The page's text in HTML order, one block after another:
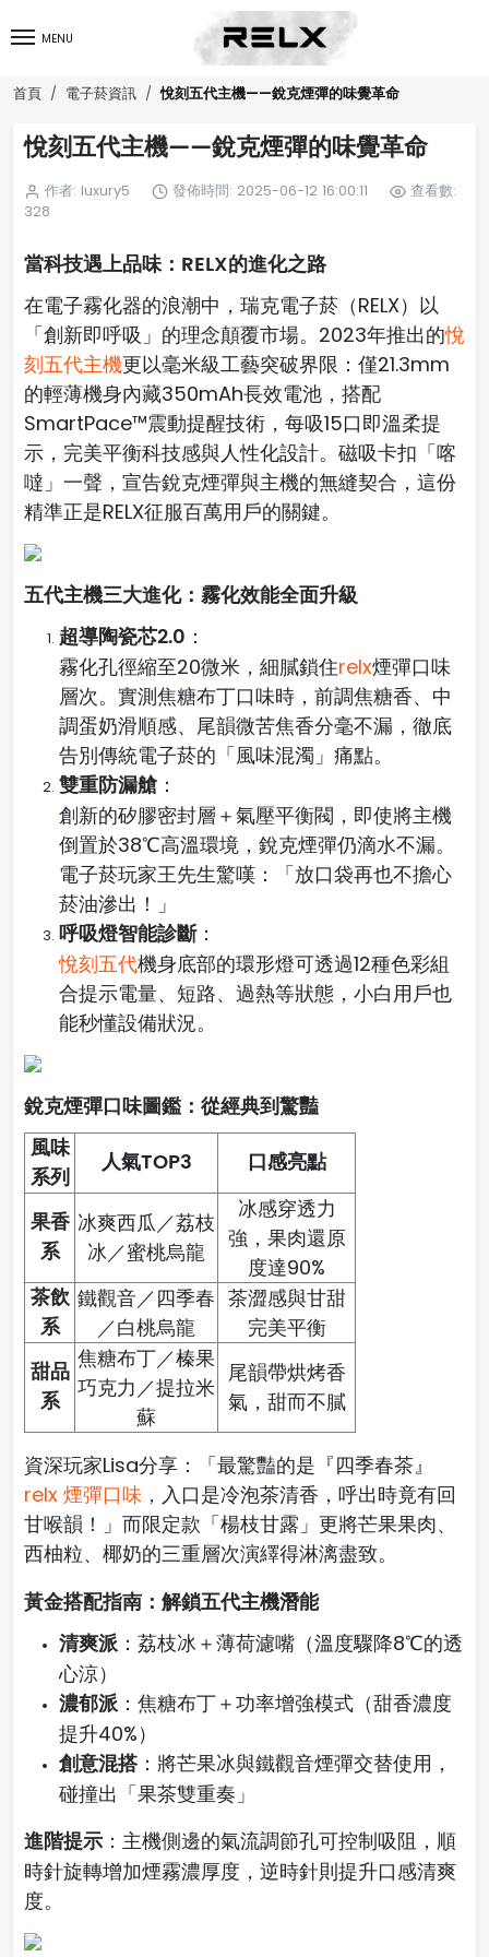
MENU
首頁 電子菸資訊 悅刻五代主機——銳克煙彈的味覺革命
悅刻五代主機——銳克煙彈的味覺革命
作者: luxury5 發佈時間: 2025-06-12 16:00:11
查看數:
328
當科技遇上品味：RELX的進化之路
在電子霧化器的浪潮中，瑞克電子菸（RELX）以
「創新即呼吸」的理念顛覆市場。2023年推出的悅
刻五代主機更以毫米級工藝突破界限：僅21.3mm
的輕薄機身內藏350mAh長效電池，搭配
SmartPace™震動提醒技術，每吸15口即溫柔提
示，完美平衡科技感與人性化設計。磁吸卡扣「喀
噠」一聲，宣告銳克煙彈與主機的無縫契合，這份
精準正是RELX征服百萬用戶的關鍵。
五代主機三大進化：霧化效能全面升級
超導陶瓷芯2.0 ：
霧化孔徑縮至20微米，細膩鎖住relx煙彈口味
層次。實測焦糖布丁口味時，前調焦糖香、中
調蛋奶滑順感、尾韻微苦焦香分毫不漏，徹底
告別傳統電子菸的「風味混濁」痛點。
雙重防漏艙：
創新的矽膠密封層＋氣壓平衡閥，即使將主機
倒置於38℃高溫環境，銳克煙彈仍滴水不漏。
電子菸玩家王先生驚嘆：「放口袋再也不擔心
菸油滲出！」
呼吸燈智能診斷：
悅刻五代機身底部的環形燈可透過12種色彩組
合提示電量、短路、過熱等狀態，小白用戶也
能秒懂設備狀況。
銳克煙彈口味圖鑑：從經典到驚豔
風味
系列
人氣TOP3
口感亮點
果香
系
冰爽西瓜／荔枝
冰／蜜桃烏龍
冰感穿透力
強，果肉還原
度達90%
茶飲
系
鐵觀音／四季春
／白桃烏龍
茶澀感與甘甜
完美平衡
甜品
系
焦糖布丁／榛果
巧克力／提拉米
蘇
尾韻帶烘烤香
氣，甜而不膩
資深玩家Lisa分享：「最驚豔的是『四季春茶』
relx 煙彈口味 ，入口是冷泡茶清香，呼出時竟有回
甘喉韻！」而限定款「楊枝甘露」更將芒果果肉、
西柚粒、椰奶的三重層次演繹得淋漓盡致。
黃金搭配指南：解鎖五代主機潛能
清爽派 ：荔枝冰＋薄荷濾嘴（溫度驟降8℃的透
心涼）
濃郁派 ：焦糖布丁＋功率增強模式（甜香濃度
提升40%）
創意混搭：將芒果冰與鐵觀音煙彈交替使用，
碰撞出「果茶雙重奏」
進階提示 ：主機側邊的氣流調節孔可控制吸阻，順
時針旋轉增加煙霧濃厚度，逆時針則提升口感清爽
度。